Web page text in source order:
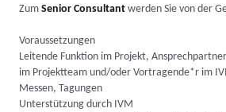
Zum Senior Consultant werden Sie von der
Voraussetzungen
Leitende Funktion im Projekt,
im Projektteam und/oder Vortragende*r im
Messen, Tagungen
Unterstützung durch IVM